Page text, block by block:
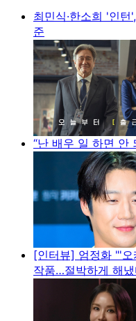
최민식·한소희 '인
준
“난 배우 일 하면 안
[인터뷰] 엄정화 "'
작품…절박하게 해